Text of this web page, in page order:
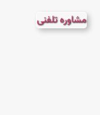
محتوا
مشاوره تلفنی